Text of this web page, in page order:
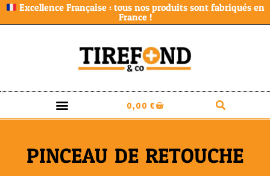
Excellence Française : tous nos produits sont fabriqués en
France !
0,00 €
PINCEAU DE RETOUCHE